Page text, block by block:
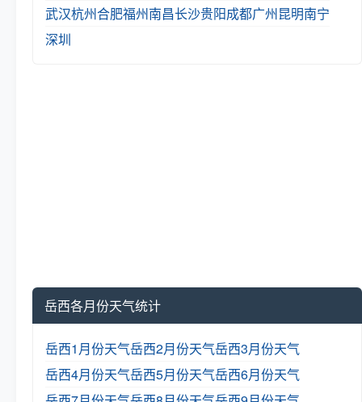
武汉杭州合肥福州南昌长沙贵阳成都广州昆明南宁
深圳
岳西各月份天气统计
岳西1月份天气岳西2月份天气岳西3月份天气
岳西4月份天气岳西5月份天气岳西6月份天气